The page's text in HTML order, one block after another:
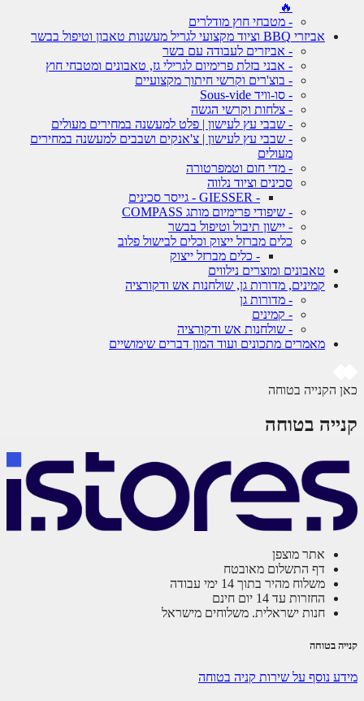
- מטבחי חוץ מודלרים
אביזרי BBQ וציוד מקצועי לגריל מעשנות טאבון וטיפול בבשר
- אביזרים לעבודה עם בשר
- אבני בזלת פרימיום לגרילי גז, טאבונים ומטבחי חוץ
- בוצ'רים וקרשי חיתוך מקצועיים
- סו-וויד Sous-vide
- צלחות וקרשי הגשה
- שבבי עץ לעישון | פלט למעשנה במחירים מעולים
- שבבי עץ לעישון | צ'אנקים ושבבים למעשנה במחירים
מעולים
- מדי חום וטמפרטורה
סכינים וציוד נלווה
- שיפודי פרימיום מותג COMPASS
- יישון תיבול וטיפול בבשר
כלים מברזל ייצוק וכלים לבישול פלוב
- כלים מברזל ייצוק
טאבונים ומוצרים נילווים
קמינים, מדורות גן, שולחנות אש ודקורציה
- מדורות גן
- קמינים
- שולחנות אש ודקורציה
מאמרים מתכונים ועוד המון דברים שימושיים
הקנייה בטוחה
בטוחה
אתר מוצפן
דף התשלום מאובטח
משלוח מהיר בתוך 14 ימי עבודה
החזרות עד 14 יום חינם
חנות ישראלית. משלוחים מישראל
בטוחה
נוסף על שירות קניה בטוחה